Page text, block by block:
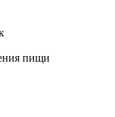
пищи